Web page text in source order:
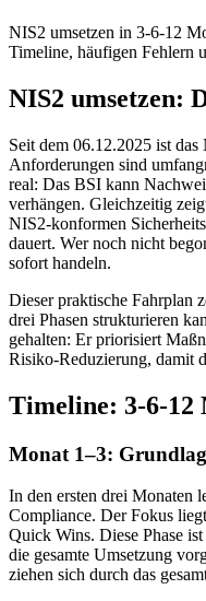
NIS2 umsetzen in 3-6-12
Timeline, häufigen Fehlern
NIS2 umsetzen:
Seit dem 06.12.2025 ist
Anforderungen sind
real: Das BSI kann
verhängen. Gleichzeitig
NIS2-konformen
dauert. Wer noch nicht
sofort handeln.
Dieser praktische Fahrplan
drei Phasen strukturieren
gehalten: Er priorisiert
Risiko-Reduzierung, damit
Timeline: 3-6-12
Monat 1–3:
In den ersten drei Monaten
Compliance. Der Fokus
Quick Wins. Diese Phase
die gesamte Umsetzung
ziehen sich durch das